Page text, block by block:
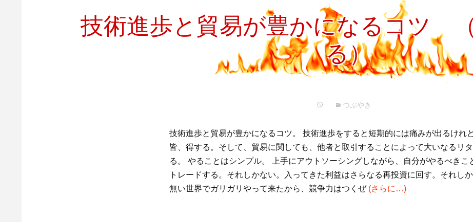
技術進歩と貿易が豊かになるコツ
る）
つぶやき
技術進歩と貿易が豊かになるコツ。 技術進歩をすると短期的には痛みが出るけれ
皆、得する。そして、貿易に関しても、他者と取引することによって大いなるリ
る。 やることはシンプル。 上手にアウトソーシングしながら、自分がやるべきこ
トレードする。それしかない。入ってきた利益はさらなる再投資に回す。それし
無い世界でガリガリやって来たから、競争力はつくぜ (さらに…)